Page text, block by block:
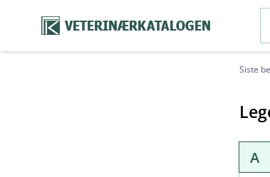
VETERINÆRKATALOGEN
Siste
A